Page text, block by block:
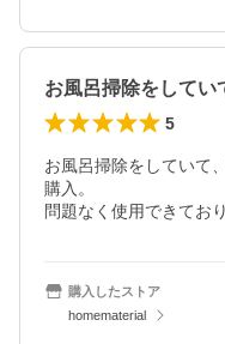
5
お風呂掃除をしていて
購入。
問題なく使用できてお
購入したストア
homematerial